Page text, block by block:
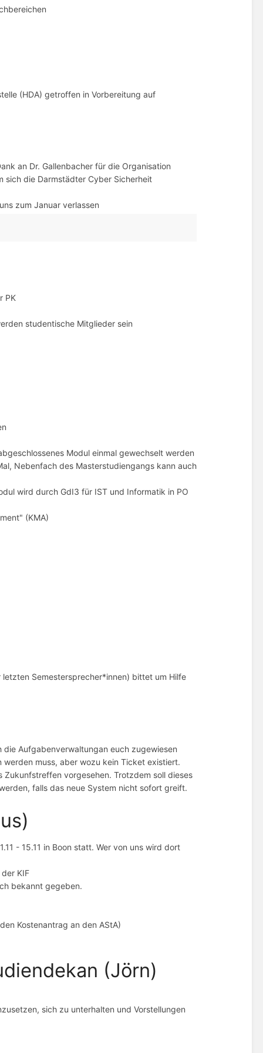
(HDA) getroffen in Vorbereitung auf
an Dr. Gallenbacher für die Organisation
sich die Darmstädter Cyber Sicherheit
zum Januar verlassen
PK
studentische Mitglieder sein
Modul einmal gewechselt werden
Nebenfach des Masterstudiengangs kann auch
wird durch GdI3 für IST und Informatik in PO
(KMA)
Semestersprecher*innen) bittet um Hilfe
Aufgabenverwaltungan euch zugewiesen
muss, aber wozu kein Ticket existiert.
vorgesehen. Trotzdem soll dieses
falls das neue System nicht sofort greift.
- 15.11 in Boon statt. Wer von uns wird dort
KIF
bekannt gegeben.
Kostenantrag an den AStA)
(Jörn)
sich zu unterhalten und Vorstellungen